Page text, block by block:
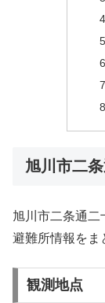
旭川市二
旭川市二条通二
避難所情報をま
観測地点